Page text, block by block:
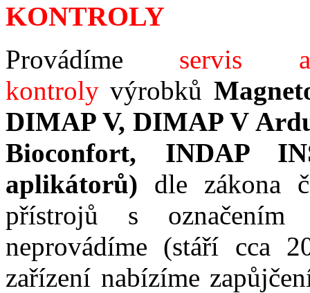
KONTROLY
Provádíme servis a
kontrolyvýrobků
DIMAP V, DIMAP V
Bioconfort, INDAP
aplikátorů) dle zákona
přístrojů s označením
neprovádíme (stáří cca
zařízení nabízíme